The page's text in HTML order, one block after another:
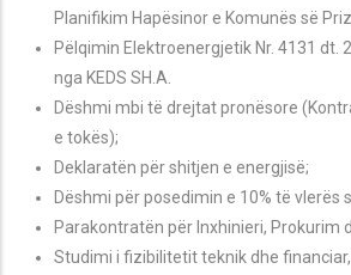
Planifikim Hapësinor e Komunës së
Pëlqimin Elektroenergjetik Nr. 4131 dt.
nga KEDS SH.A.
Dëshmi mbi të drejtat pronësore
e tokës);
Deklaratën për shitjen e energjisë;
Dëshmi për posedimin e 10% të vlerës
Parakontratën për Inxhinieri, Prokurim
Studimi i fizibilitetit teknik dhe financiar,